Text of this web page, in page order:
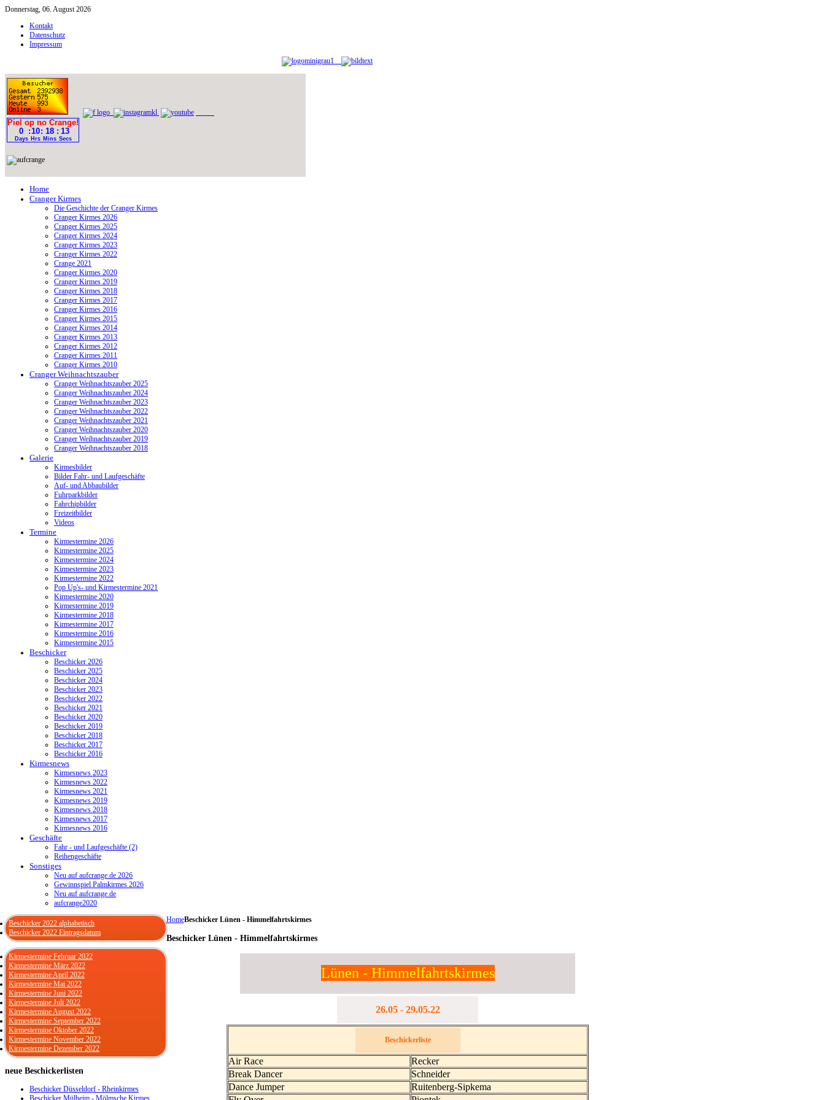
Donnerstag, 06. August 2026
Kontakt
Datenschutz
Impressum
Home
Cranger Kirmes
Die Geschichte der Cranger Kirmes
Cranger Kirmes 2026
Cranger Kirmes 2025
Cranger Kirmes 2024
Cranger Kirmes 2023
Cranger Kirmes 2022
Crange 2021
Cranger Kirmes 2020
Cranger Kirmes 2019
Cranger Kirmes 2018
Cranger Kirmes 2017
Cranger Kirmes 2016
Cranger Kirmes 2015
Cranger Kirmes 2014
Cranger Kirmes 2013
Cranger Kirmes 2012
Cranger Kirmes 2011
Cranger Kirmes 2010
Cranger Weihnachtszauber
Cranger Weihnachtszauber 2025
Cranger Weihnachtszauber 2024
Cranger Weihnachtszauber 2023
Cranger Weihnachtszauber 2022
Cranger Weihnachtszauber 2021
Cranger Weihnachtszauber 2020
Cranger Weihnachtszauber 2019
Cranger Weihnachtszauber 2018
Galerie
Kirmesbilder
Bilder Fahr- und Laufgeschäfte
Auf- und Abbaubilder
Fuhrparkbilder
Fahrchipbilder
Freizeitbilder
Videos
Termine
Kirmestermine 2026
Kirmestermine 2025
Kirmestermine 2024
Kirmestermine 2023
Kirmestermine 2022
Pop Up's- und Kirmestermine 2021
Kirmestermine 2020
Kirmestermine 2019
Kirmestermine 2018
Kirmestermine 2017
Kirmestermine 2016
Kirmestermine 2015
Beschicker
Beschicker 2026
Beschicker 2025
Beschicker 2024
Beschicker 2023
Beschicker 2022
Beschicker 2021
Beschicker 2020
Beschicker 2019
Beschicker 2018
Beschicker 2017
Beschicker 2016
Kirmesnews
Kirmesnews 2023
Kirmesnews 2022
Kirmesnews 2021
Kirmesnews 2019
Kirmesnews 2018
Kirmesnews 2017
Kirmesnews 2016
Geschäfte
Fahr - und Laufgeschäfte (2)
Reihengeschäfte
Sonstiges
Neu auf aufcrange.de 2026
Gewinnspiel Palmkirmes 2026
Neu auf aufcrange.de
aufcrange2020
HomeBeschicker Lünen - Himmelfahrtskirmes
Beschicker Lünen - Himmelfahrtskirmes
Lünen - Himmelfahrtskirmes
26.05 - 29.05.22
Beschickerliste
Air Race
Recker
Break Dancer
Schneider
Dance Jumper
Ruitenberg-Sipkema
Beschicker 2022 alphabetisch
Beschicker 2022 Eintragsdatum
Kirmestermine Februar 2022
Kirmestermine März 2022
Kirmestermine April 2022
Kirmestermine Mai 2022
Kirmestermine Juni 2022
Kirmestermine Juli 2022
Kirmestermine August 2022
Kirmestermine September 2022
Kirmestermine Oktober 2022
Kirmestermine November 2022
Kirmestermine Dezember 2022
neue Beschickerlisten
Beschicker Düsseldorf - Rheinkirmes
Beschicker Mülheim - Mölmsche Kirmes